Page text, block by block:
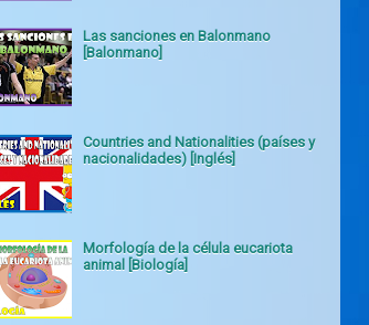
Las sanciones en Balonmano
[Balonmano]
Countries and Nationalities (países y
nacionalidades) [Inglés]
Morfología de la célula eucariota
animal [Biología]